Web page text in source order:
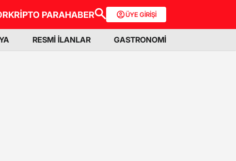
KRİPTO PARAHABER ÜYE GİRİŞİ
RESMİ İLANLAR GASTRONOMİ